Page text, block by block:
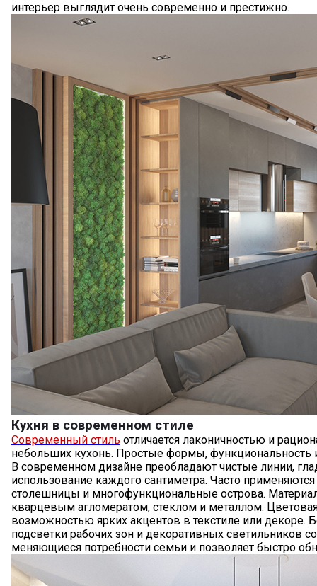
интерьер выглядит очень современно и престижно.
Кухня в современном стиле
Современный стиль отличается лаконичностью и
небольших кухонь. Простые формы,
В современном дизайне преобладают чистые линии,
использование каждого сантиметра. Часто
столешницы и многофункциональные острова.
кварцевым агломератом, стеклом и металлом.
возможностью ярких акцентов в текстиле или
подсветки рабочих зон и декоративных светильников
меняющиеся потребности семьи и позволяет быстро